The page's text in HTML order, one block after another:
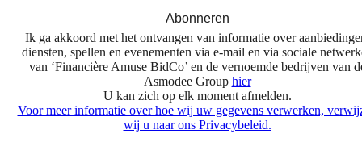
Abonneren
Ik ga akkoord met het ontvangen van informatie over
diensten, spellen en evenementen via e-mail en via sociale
van ‘Financière Amuse BidCo’ en de vernoemde bedrijven van
Asmodee Group hier
U kan zich op elk moment afmelden.
Voor meer informatie over hoe wij uw gegevens verwerken,
wij u naar ons Privacybeleid.